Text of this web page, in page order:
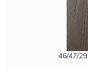
46/47/